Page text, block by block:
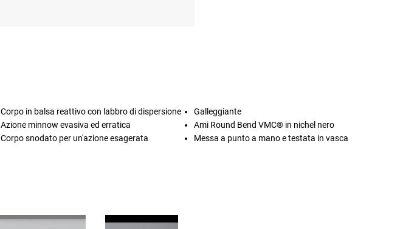
Corpo in balsa reattivo con labbro di dispersione
Azione minnow evasiva ed erratica
Corpo snodato per un'azione esagerata
Galleggiante
Ami Round Bend VMC® in nichel nero
Messa a punto a mano e testata in vasca